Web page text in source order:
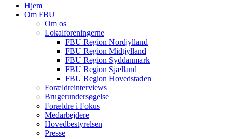
Hjem
Om FBU
Om os
Lokalforeningerne
FBU Region Nordjylland
FBU Region Midtjylland
FBU Region Syddanmark
FBU Region Sjælland
FBU Region Hovedstaden
Forældreinterviews
Brugerundersøgelse
Forældre i Fokus
Medarbejdere
Hovedbestyrelsen
Presse